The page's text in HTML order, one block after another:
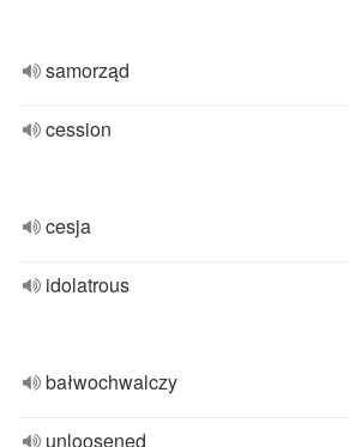
samorząd
cession
cesja
idolatrous
bałwochwalczy
unloosened